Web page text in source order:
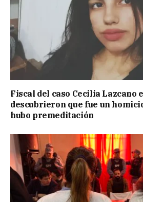
Fiscal del caso Cecilia Lazcano
descubrieron que fue un
hubo premeditación